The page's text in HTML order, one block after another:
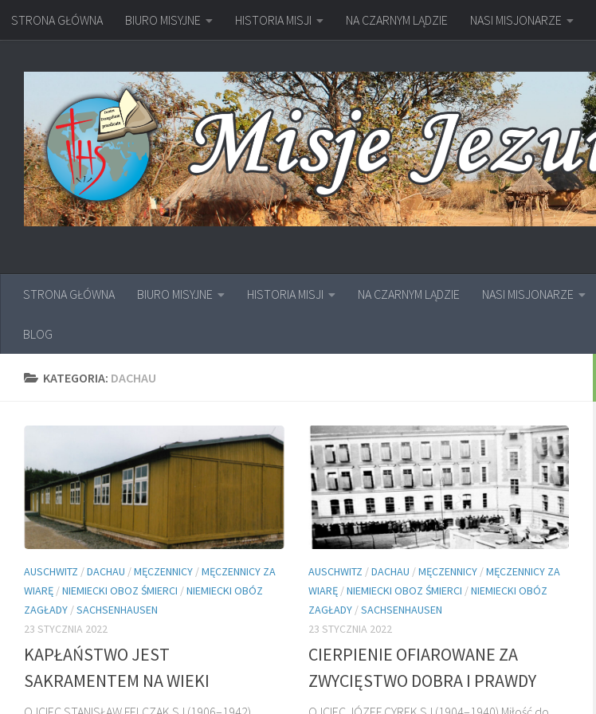
Przejdź do treści
STRONA GŁÓWNA BIURO MISYJNE HISTORIA MISJI NA CZARNYM LĄDZIE NASI MISJONARZE
STRONA GŁÓWNA BIURO MISYJNE HISTORIA MISJI NA CZARNYM LĄDZIE NASI MISJONARZE
BLOG
KATEGORIA: DACHAU
AUSCHWITZ /DACHAU /MĘCZENNICY /MĘCZENNICY ZA
WIARĘ /NIEMIECKI OBOZ ŚMIERCI /NIEMIECKI OBÓZ
ZAGŁADY /SACHSENHAUSEN
23 STYCZNIA 2022
KAPŁAŃSTWO JEST
SAKRAMENTEM NA WIEKI
AUSCHWITZ /DACHAU /MĘCZENNICY /MĘCZENNICY ZA
WIARĘ /NIEMIECKI OBOZ ŚMIERCI /NIEMIECKI OBÓZ
ZAGŁADY /SACHSENHAUSEN
23 STYCZNIA 2022
CIERPIENIE OFIAROWANE ZA
ZWYCIĘSTWO DOBRA I PRAWDY